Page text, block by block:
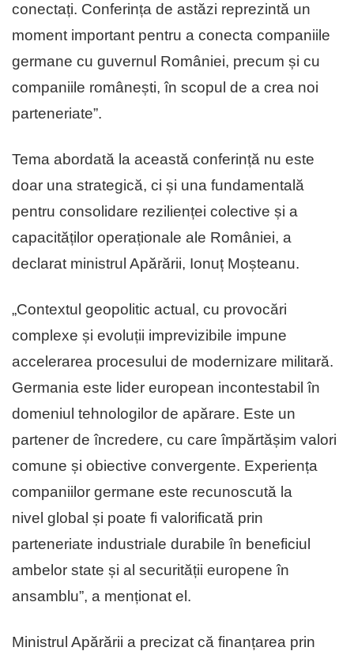
conectați. Conferința de astăzi reprezintă un
moment important pentru a conecta companiile
germane cu guvernul României, precum și cu
companiile românești, în scopul de a crea noi
parteneriate”.
Tema abordată la această conferință nu este
doar una strategică, ci și una fundamentală
pentru consolidare rezilienței colective și a
capacităților operaționale ale României, a
declarat ministrul Apărării, Ionuț Moșteanu.
„Contextul geopolitic actual, cu provocări
complexe și evoluții imprevizibile impune
accelerarea procesului de modernizare militară.
Germania este lider european incontestabil în
domeniul tehnologilor de apărare. Este un
partener de încredere, cu care împărtășim valori
comune și obiective convergente. Experiența
companiilor germane este recunoscută la
nivel global și poate fi valorificată prin
parteneriate industriale durabile în beneficiul
ambelor state și al securității europene în
ansamblu”, a menționat el.
Ministrul Apărării a precizat că finanțarea prin